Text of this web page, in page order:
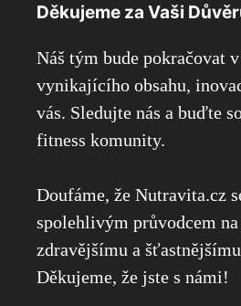
Děkujeme za Vaši
Náš tým bude pokračovat
vynikajícího obsahu,
vás. Sledujte nás a buďte
fitness komunity.
Doufáme, že Nutravita.cz
spolehlivým průvodcem na
zdravějšímu a
Děkujeme, že jste s námi!